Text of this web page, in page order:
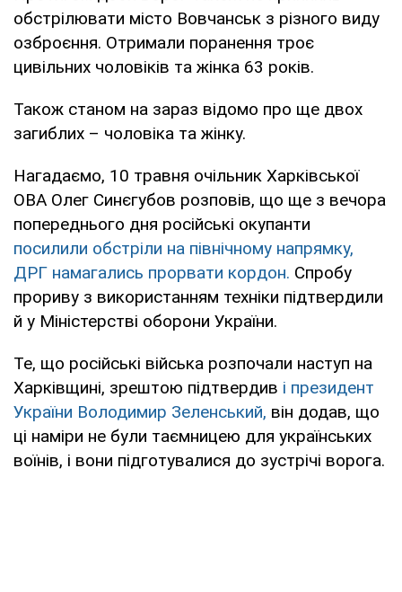
обстрілювати місто Вовчанськ з різного виду
озброєння. Отримали поранення троє
цивільних чоловіків та жінка 63 років.
Також станом на зараз відомо про ще двох
загиблих – чоловіка та жінку.
Нагадаємо, 10 травня очільник Харківської
ОВА Олег Синєгубов розповів, що ще з вечора
попереднього дня російські окупанти
посилили обстріли на північному напрямку,
ДРГ намагались прорвати кордон. Спробу
прориву з використанням техніки підтвердили
й у Міністерстві оборони України.
Те, що російські війська розпочали наступ на
Харківщині, зрештою підтвердив і президент
України Володимир Зеленський, він додав, що
ці наміри не були таємницею для українських
воїнів, і вони підготувалися до зустрічі ворога.